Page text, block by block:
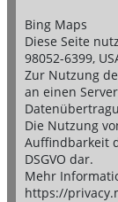
Bing Maps
Diese Seite
98052-6399,
Zur Nutzung
an einen
Die Nutzung
Auffindbarkeit
DSGVO dar.
Mehr
https://